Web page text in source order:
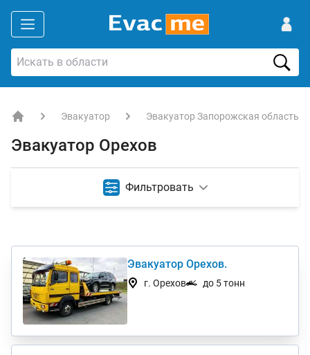
Эвакуатор Эвакуатор Запорожская область
Эвакуатор Орехов
Фильтровать
Эвакуатор Орехов.
г. Орехов до 5 тонн